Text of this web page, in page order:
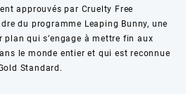
approuvés par Cruelty Free
du programme Leaping Bunny, une
qui s’engage à mettre fin aux
le monde entier et qui est reconnue
Standard.